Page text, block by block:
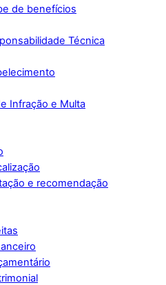
de benefícios
Técnica
Infração e Multa
e recomendação